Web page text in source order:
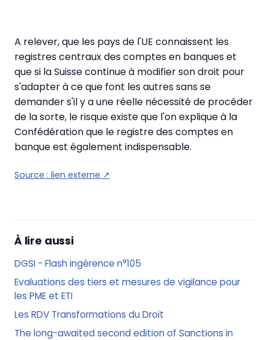
A relever, que les pays de l'UE connaissent les
registres centraux des comptes en banques et
que si la Suisse continue à modifier son droit pour
s'adapter à ce que font les autres sans se
demander s'il y a une réelle nécessité de procéder
de la sorte, le risque existe que l'on explique à la
Confédération que le registre des comptes en
banque est également indispensable.
Source : lien externe ↗
À lire aussi
DGSI - Flash ingérence n°105
Evaluations des tiers et mesures de vigilance pour
les PME et ETI
Les RDV Transformations du Droit
The long-awaited second edition of Sanctions in